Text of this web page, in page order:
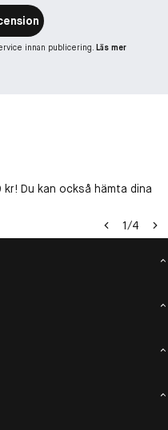
innan publicering. Läs mer
Du kan också hämta dina
1/4